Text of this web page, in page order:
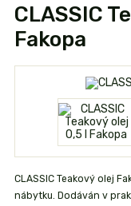
CLASSIC
Fakopa
CLASSIC Teakový olej
nábytku. Dodáván v